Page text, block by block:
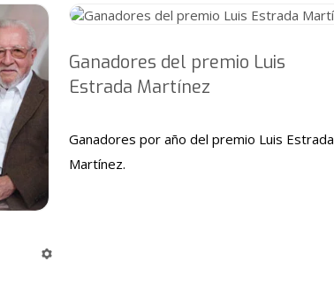
Ganadores del premio Luis
Estrada Martínez
Ganadores por año del premio Luis Estrada
Martínez.